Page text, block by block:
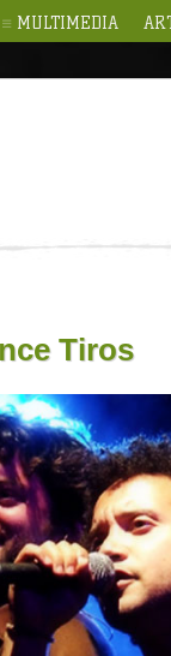
MULTIMEDIA
Tiros